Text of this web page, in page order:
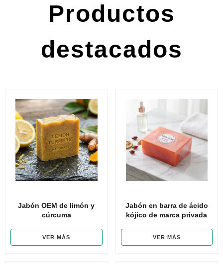
Productos
destacados
Jabón OEM de limón y
cúrcuma
VER MÁS
Jabón en barra de ácido
kójico de marca privada
VER MÁS